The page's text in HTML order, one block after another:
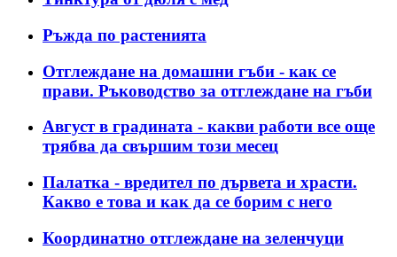
Ръжда по растенията
Отглеждане на домашни гъби - как се
прави. Ръководство за отглеждане на гъби
Август в градината - какви работи все още
трябва да свършим този месец
Палатка - вредител по дървета и храсти.
Какво е това и как да се борим с него
Координатно отглеждане на зеленчуци